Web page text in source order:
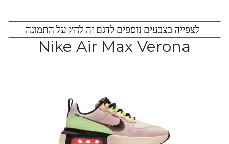
לצפייה בצבעים נוספים לדגם זה לחץ על התמונה
Nike Air Max Verona